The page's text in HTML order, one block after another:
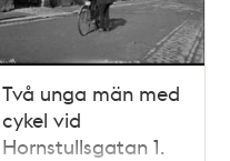
Två unga män med
cykel vid
Hornstullsgatan 1.